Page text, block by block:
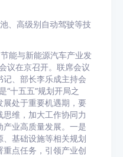
、高级别自动驾驶等技
能与新能源汽车产业发
议在京召开。联席会议
、部长李乐成主持会
“十五五”规划开局之
展处于重要机遇期，要
维，加大工作协同力
产业高质量发展。一是
基础设施等相关规划
点任务，引领产业创